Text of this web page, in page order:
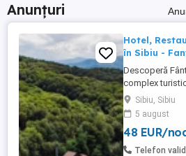
Anunțuri
Hotel,
în Sibiu -
Descoperă
complex
restaurante,
dedicate
urilor. Locația
între Sibiu și
gastronomie
Sibiu, Sibiu
5 august
48 EUR/
Telefon